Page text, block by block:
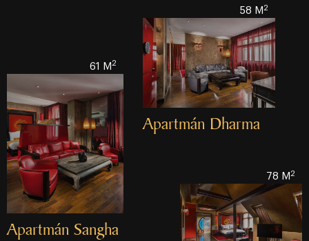
Apartmán Dharma
58 M2
Apartmán Sangha
61 M2
78 M2